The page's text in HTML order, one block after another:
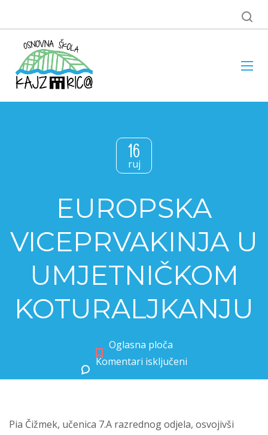
16
ruj
EUROPSKA
VICEPRVAKINJA U
UMJETNIČKOM
KOTURALJKANJU
Oglasna ploča
Komentari isključeni
Pia Čižmek, učenica 7.A razrednog odjela, osvojivši